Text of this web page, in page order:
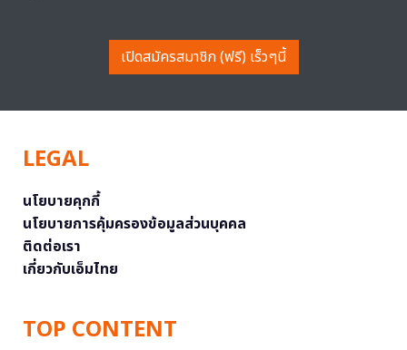
เปิดสมัครสมาชิก (ฟรี) เร็วๆนี้
LEGAL
นโยบายคุกกี้
นโยบายการคุ้มครองข้อมูลส่วนบุคคล
ติดต่อเรา
เกี่ยวกับเอ็มไทย
TOP CONTENT